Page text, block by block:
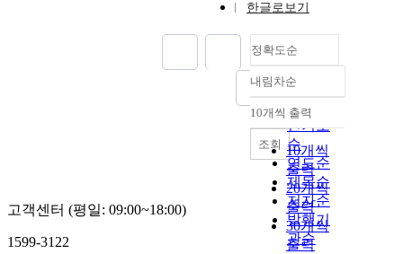
한글로보기
정확도순
정확도
순
인기도
순
연도순
제목순
저자순
발행기
관순
내림차순
내림차순
10개씩 출력
10개씩
출력
20개씩
출력
30개씩
출력
조회
고객센터 (평일: 09:00~18:00)
1599-3122